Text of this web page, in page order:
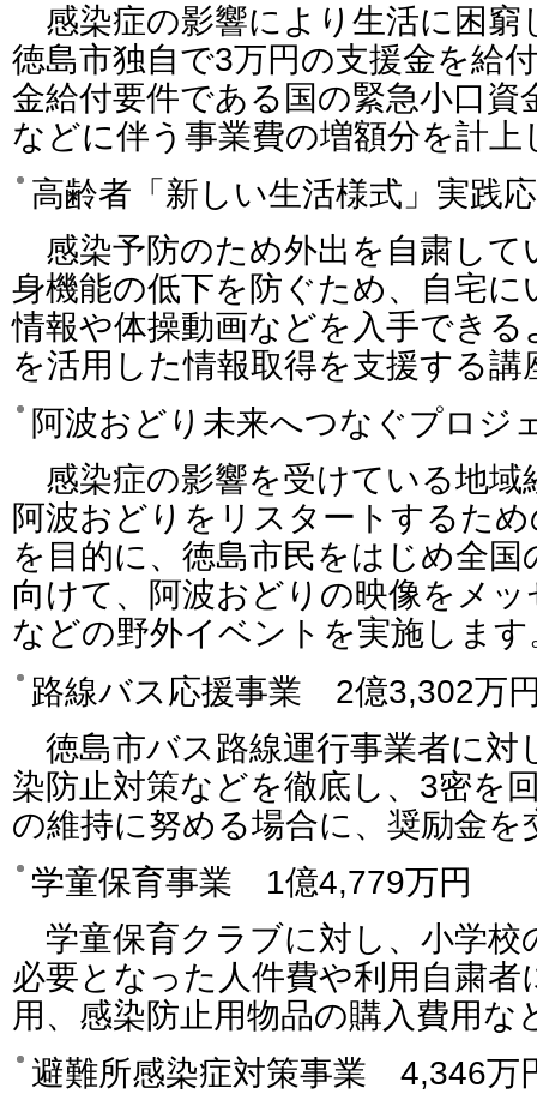
感染症の影響により生活に困窮
徳島市独自で3万円の支援金を給
金給付要件である国の緊急小口資
などに伴う事業費の増額分を計上
高齢者「新しい生活様式」実践
感染予防のため外出を自粛して
身機能の低下を防ぐため、自宅
情報や体操動画などを入手でき
を活用した情報取得を支援する
阿波おどり未来へつなぐプロ
感染症の影響を受けている地域
阿波おどりをリスタートするた
を目的に、徳島市民をはじめ全
向けて、阿波おどりの映像をメ
などの野外イベントを実施します
路線バス応援事業 2億3,302万
徳島市バス路線運行事業者に対
染防止対策などを徹底し、3密を
の維持に努める場合に、奨励金を
学童保育事業 1億4,779万円
学童保育クラブに対し、小学校
必要となった人件費や利用自粛者
用、感染防止用物品の購入費用な
避難所感染症対策事業 4,346万